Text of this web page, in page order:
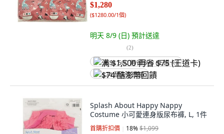
$1,280
($1280.00/1個)
明天 8/9 (日) 預計送達
(2)
满 $1,500 再省 $75 (王道卡)
$74 酷澎幣回饋
Splash About Happy Nappy
Costume 小可愛連身版尿布褲, L, 1件
首購折扣價 18%$1,099